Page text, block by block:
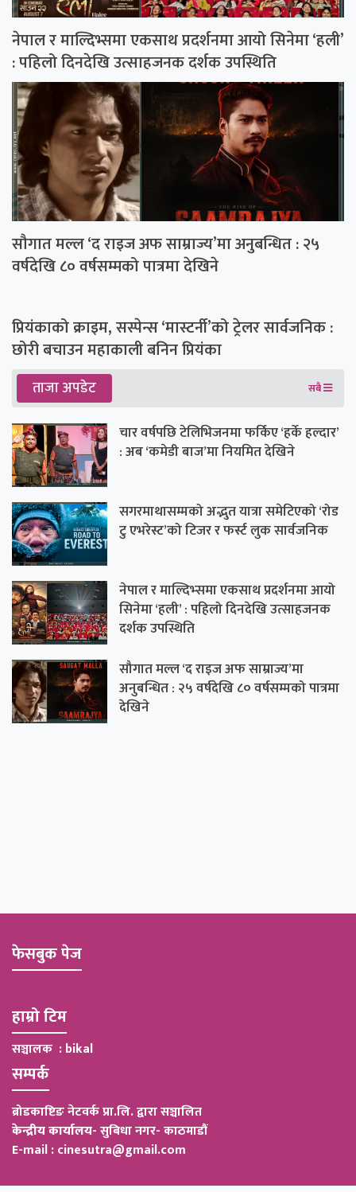
नेपाल र माल्दिभ्समा एकसाथ प्रदर्शनमा आयो सिनेमा ‘हली’
: पहिलो दिनदेखि उत्साहजनक दर्शक उपस्थिति
सौगात मल्ल ‘द राइज अफ साम्राज्य’मा अनुबन्धित : २५
वर्षदेखि ८० वर्षसम्मको पात्रमा देखिने
प्रियंकाको क्राइम, सस्पेन्स ‘मास्टर्नी’को ट्रेलर सार्वजनिक :
छोरी बचाउन महाकाली बनिन प्रियंका
ताजा अपडेट सबै
चार वर्षपछि टेलिभिजनमा फर्किए ‘हर्के हल्दार’
: अब ‘कमेडी बाज’मा नियमित देखिने
सगरमाथासम्मको अद्भुत यात्रा समेटिएको ‘रोड
टु एभरेस्ट’को टिजर र फर्स्ट लुक सार्वजनिक
नेपाल र माल्दिभ्समा एकसाथ प्रदर्शनमा आयो
सिनेमा ‘हली’ : पहिलो दिनदेखि उत्साहजनक
दर्शक उपस्थिति
सौगात मल्ल ‘द राइज अफ साम्राज्य’मा
अनुबन्धित : २५ वर्षदेखि ८० वर्षसम्मको पात्रमा
देखिने
फेसबुक पेज
हाम्रो टिम
सञ्चालक : bikal
सम्पर्क
ब्रोडकाष्टिङ नेटवर्क प्रा.लि. द्वारा सञ्चालित
केन्द्रीय कार्यालय-सुबिधा नगर- काठमाडौं
E-mail : cinesutra@gmail.com